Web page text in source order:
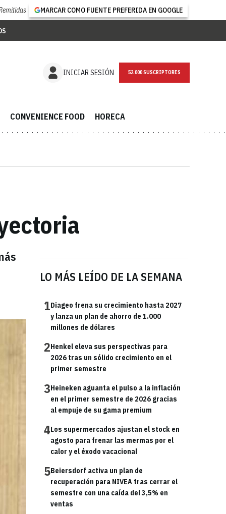
MARCAR COMO FUENTE PREFERIDA EN GOOGLE
INICIAR SESIÓN NEWSLETTER
CONVENIENCE FOOD HORECA
LO MÁS LEÍDO DE LA SEMANA
1Diageo frena su crecimiento hasta 2027
y lanza un plan de ahorro de 1.000
millones de dólares
2Henkel eleva sus perspectivas para
2026 tras un sólido crecimiento en el
primer semestre
3Heineken aguanta el pulso a la inflación
en el primer semestre de 2026 gracias
al empuje de su gama premium
4Los supermercados ajustan el stock en
agosto para frenar las mermas por el
calor y el éxodo vacacional
5Beiersdorf activa un plan de
recuperación para NIVEA tras cerrar el
semestre con una caída del 3,5% en
ventas